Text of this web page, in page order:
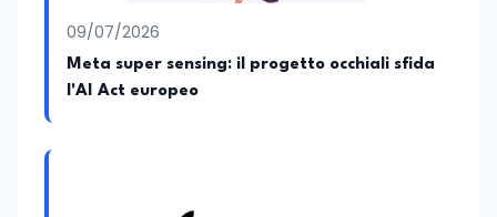
09/07/2026
Meta super sensing: il progetto occhiali sfida
l'AI Act europeo